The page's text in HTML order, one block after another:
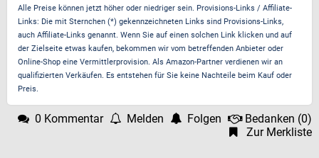
Alle Preise können jetzt höher oder niedriger sein. Provisions-Links / Affiliate-
Links: Die mit Sternchen (*) gekennzeichneten Links sind Provisions-Links,
auch Affiliate-Links genannt. Wenn Sie auf einen solchen Link klicken und auf
der Zielseite etwas kaufen, bekommen wir vom betreffenden Anbieter oder
Online-Shop eine Vermittlerprovision. Als Amazon-Partner verdienen wir an
qualifizierten Verkäufen. Es entstehen für Sie keine Nachteile beim Kauf oder
Preis.
0 Kommentar Melden Folgen Bedanken (0)
Zur Merkliste